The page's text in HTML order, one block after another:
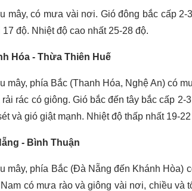
mây, có mưa vài nơi. Gió đông bắc cấp
độ. Nhiệt độ cao nhất 25-28 độ.
Hóa - Thừa Thiên Huế
mây, phía Bắc (Thanh Hóa, Nghệ An) có
rải rác có giông. Gió bắc đến tây bắc cấp
và gió giật mạnh. Nhiệt độ thấp nhất 19-
- Bình Thuận
mây, phía Bắc (Đà Nẵng đến Khánh Hòa)
có mưa rào và giông vài nơi, chiều và